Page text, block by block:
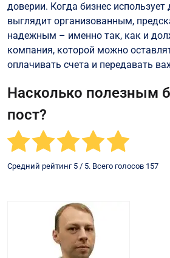
доверии. Когда бизнес
выглядит организованным,
надежным – именно так, как и
компания, которой можно
оплачивать счета и передавать
Насколько полезным
пост?
Средний рейтинг 5 / 5. Всего голосов 157